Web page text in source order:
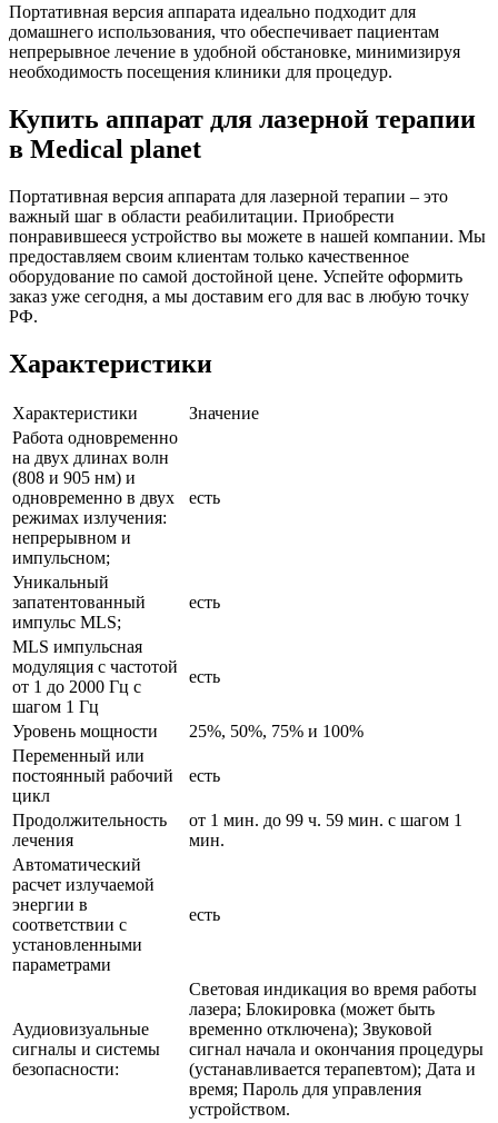
Портативная версия аппарата идеально подходит для
домашнего использования, что обеспечивает пациентам
непрерывное лечение в удобной обстановке, минимизируя
необходимость посещения клиники для процедур.
Купить аппарат для лазерной терапии
в Medical planet
Портативная версия аппарата для лазерной терапии – это
важный шаг в области реабилитации. Приобрести
понравившееся устройство вы можете в нашей компании. Мы
предоставляем своим клиентам только качественное
оборудование по самой достойной цене. Успейте оформить
заказ уже сегодня, а мы доставим его для вас в любую точку
РФ.
Характеристики
Характеристики
Значение
Работа одновременно
на двух длинах волн
(808 и 905 нм) и
одновременно в двух
режимах излучения:
непрерывном и
импульсном;
есть
Уникальный
запатентованный
импульс MLS;
есть
MLS импульсная
модуляция с частотой
от 1 до 2000 Гц с
шагом 1 Гц
есть
Уровень мощности
25%, 50%, 75% и 100%
Переменный или
постоянный рабочий
цикл
есть
Продолжительность
лечения
от 1 мин. до 99 ч. 59 мин. с шагом 1
мин.
Автоматический
расчет излучаемой
энергии в
соответствии с
установленными
параметрами
есть
Аудиовизуальные
сигналы и системы
безопасности:
Световая индикация во время работы
лазера; Блокировка (может быть
временно отключена); Звуковой
сигнал начала и окончания процедуры
(устанавливается терапевтом); Дата и
время; Пароль для управления
устройством.